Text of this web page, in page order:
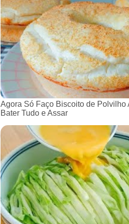
Agora Só Faço Biscoito de Polvilho
Bater Tudo e Assar